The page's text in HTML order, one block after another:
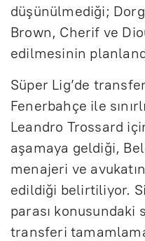
düşünülmediği;
Brown, Cherif ve
edilmesinin
Süper Lig’de
Fenerbahçe ile
Leandro Trossard
aşamaya geldiği,
menajeri ve
edildiği belirtiliyor.
parası konusundaki
transferi